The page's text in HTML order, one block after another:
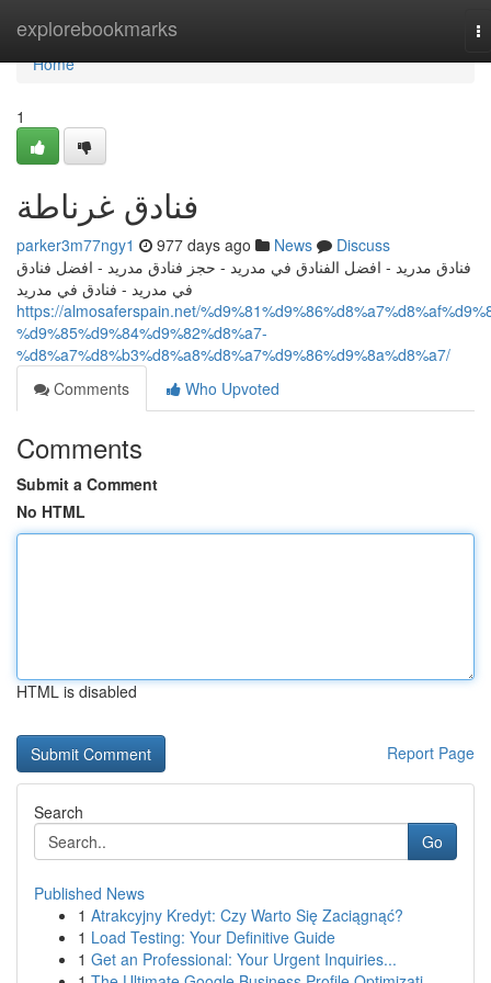
explorebookmarks
Home
Home
1
فنادق غرناطة
parker3m77ngy1 977 days ago News
Discuss
فنادق مدريد - افضل الفنادق في مدريد - حجز فنادق مدريد - افضل فنادق
في مدريد - فنادق في مدريد
https://almosaferspain.net/
%d9%85%d9%84%d9%82%d8%a7-
%d8%a7%d8%b3%d8%a8%d8%a7%d9%86%d9%8a%d8%a7/
Comments
Who Upvoted
Comments
Submit a Comment
No HTML
HTML is disabled
Report Page
Search
Go
Published News
1 Atrakcyjny Kredyt: Czy Warto Się Zaciągnąć?
1 Load Testing: Your Definitive Guide
1 Get an Professional: Your Urgent Inquiries...